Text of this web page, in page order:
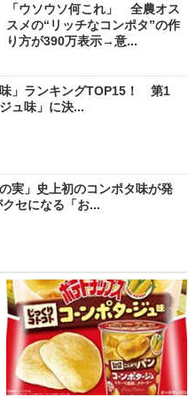
「ウソウソ何これ」 全農オス
スメの“リッチなコンポタ”の作
り方が390万表示→意...
味」ランキングTOP15！ 第1
ュ味」に決...
実」史上初のコンポタ味が発
セになる「お...